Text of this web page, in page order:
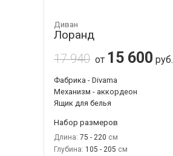
Диван
Лоранд
17 940 от 15 600 руб.
Фабрика - Divama
Механизм - аккордеон
Ящик для белья
Набор размеров
Длина: 75 - 220
Глубина: 105 - 205